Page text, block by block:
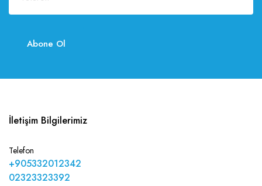
Abone Ol
İletişim Bilgilerimiz
Telefon
+905332012342
02323323392